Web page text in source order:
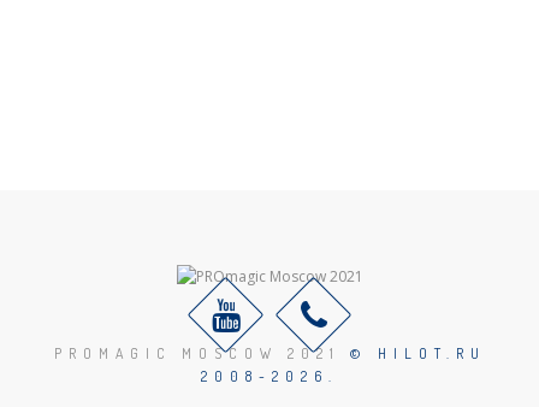
PROMAGIC MOSCOW 2021
© HILOT.RU
2008-2026.